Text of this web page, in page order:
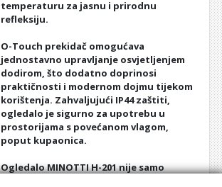
temperaturu za jasnu i prirodnu
refleksiju.
O-Touch prekidač omogućava
jednostavno upravljanje osvjetljenjem
dodirom, što dodatno doprinosi
praktičnosti i modernom dojmu tijekom
korištenja. Zahvaljujući IP44 zaštiti,
ogledalo je sigurno za upotrebu u
prostorijama s povećanom vlagom,
poput kupaonica.
Ogledalo MINOTTI H-201 nije samo